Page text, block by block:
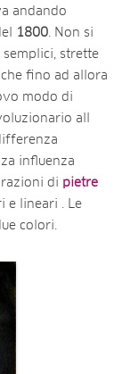
andando
1800. Non si
strette
fino ad allora
modo di
all
influenza
di pietre
e lineari . Le
colori.